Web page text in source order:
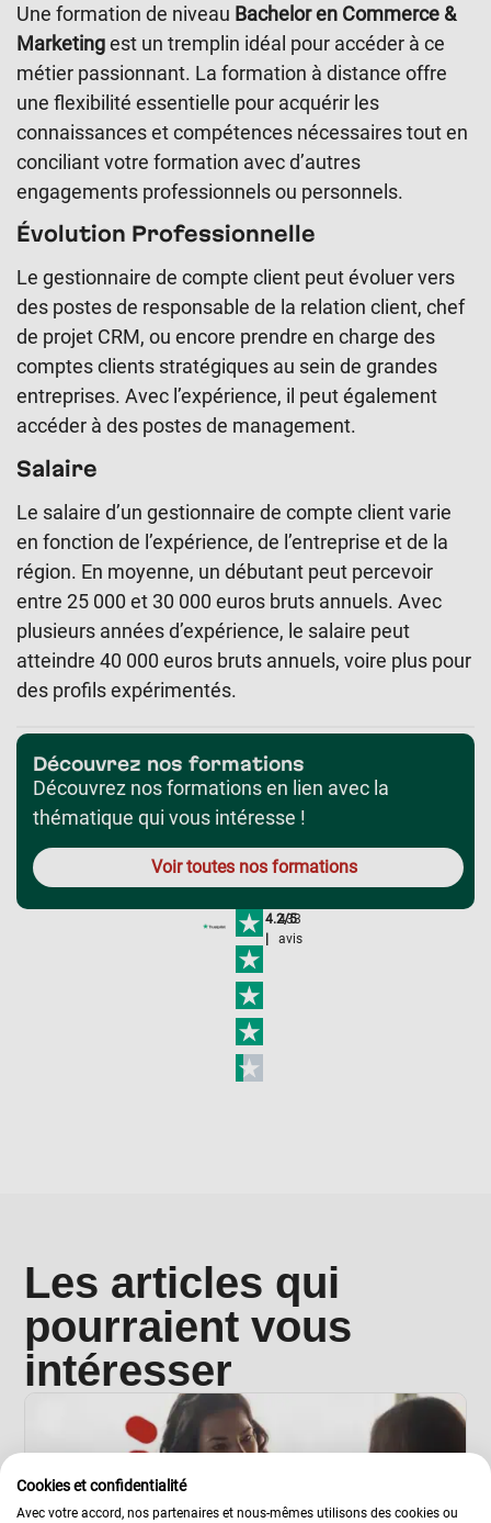
Une formation de niveau Bachelor en Commerce &
Marketingest un tremplin idéal pour accéder à ce
métier passionnant. La formation à distance offre
une flexibilité essentielle pour acquérir les
connaissances et compétences nécessaires tout en
conciliant votre formation avec d’autres
engagements professionnels ou personnels.
Évolution Professionnelle
Le gestionnaire de compte client peut évoluer vers
des postes de responsable de la relation client, chef
de projet CRM, ou encore prendre en charge des
comptes clients stratégiques au sein de grandes
entreprises. Avec l’expérience, il peut également
accéder à des postes de management.
Salaire
Le salaire d’un gestionnaire de compte client varie
en fonction de l’expérience, de l’entreprise et de la
région. En moyenne, un débutant peut percevoir
entre 25 000 et 30 000 euros bruts annuels. Avec
plusieurs années d’expérience, le salaire peut
atteindre 40 000 euros bruts annuels, voire plus pour
des profils expérimentés.
Découvrez nos formations
Découvrez nos formations en lien avec la
thématique qui vous intéresse !
Voir toutes nos formations
4.2/5
433
avis
Les articles qui
pourraient vous
intéresser
Cookies et confidentialité
Avec votre accord, nos partenaires et nous-mêmes utilisons des cookies ou